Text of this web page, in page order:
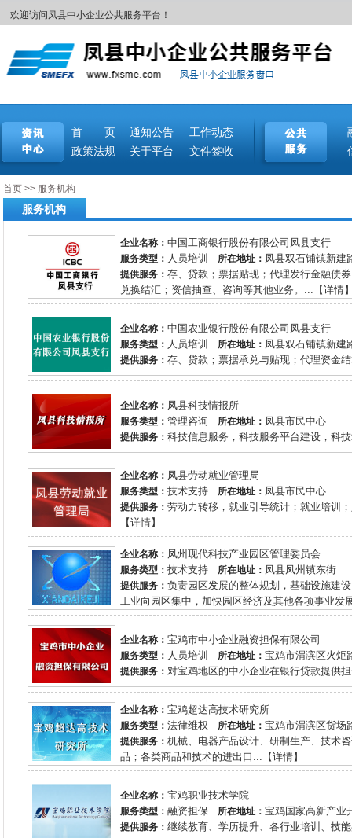
欢迎访问凤县中小企业公共服务平台！
首 页 通知公告 工作动态
政策法规
关于平台 文件签收
首页>> 服务机构
服务机构
企业名称： 中国工商银行股份有限公司凤县支行
服务类型： 人员培训 所在地址： 凤县双石铺镇新建
提供服务： 存、贷款；票据贴现；代理发行金融债
兑换结汇；资信抽查、咨询等其他业务。...【详情
企业名称： 中国农业银行股份有限公司凤县支行
服务类型： 人员培训 所在地址： 凤县双石铺镇新建
提供服务： 存、贷款；票据承兑与贴现；代理资金
企业名称： 凤县科技情报所
服务类型： 管理咨询 所在地址： 凤县市民中心
提供服务： 科技信息服务，科技服务平台建设，科
企业名称： 凤县劳动就业管理局
服务类型： 技术支持 所在地址： 凤县市民中心
提供服务： 劳动力转移，就业引导统计；就业培训
【详情】
企业名称： 凤州现代科技产业园区管理委员会
服务类型： 技术支持 所在地址： 凤县凤州镇东街
提供服务： 负责园区发展的整体规划，基础设施建
工业向园区集中，加快园区经济及其他各项事业发
企业名称： 宝鸡市中小企业融资担保有限公司
服务类型： 人员培训 所在地址： 宝鸡市渭滨区火炬
提供服务： 对宝鸡地区的中小企业在银行贷款提供
企业名称： 宝鸡超达高技术研究所
服务类型： 法律维权 所在地址： 宝鸡市渭滨区货场
提供服务： 机械、电器产品设计、研制生产、技术
品；各类商品和技术的进出口...【详情】
企业名称： 宝鸡职业技术学院
服务类型： 融资担保 所在地址： 宝鸡国家高新产业
提供服务： 继续教育、学历提升、各行业培训、技